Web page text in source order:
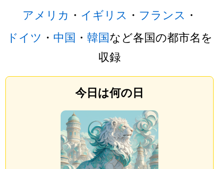
アメリカ ・ イギリス ・ フランス ・
ドイツ ・ 中国 ・ 韓国など各国の都市名を
収録
今日は何の日